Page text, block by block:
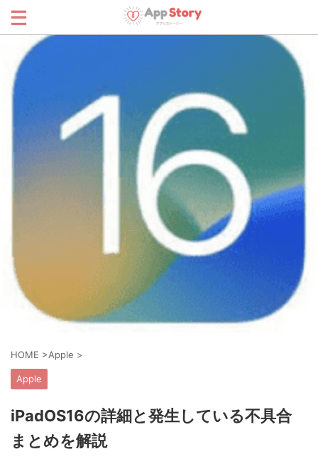
HOME >Apple >
Apple
iPadOS16の詳細と発生している不具合
まとめを解説